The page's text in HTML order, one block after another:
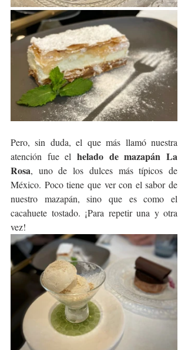
Pero, sin duda, el que más llamó nuestra
atención fue el helado de mazapán La
Rosa, uno de los dulces más típicos de
México. Poco tiene que ver con el sabor de
nuestro mazapán, sino que es como el
cacahuete tostado. ¡Para repetir una y otra
vez!